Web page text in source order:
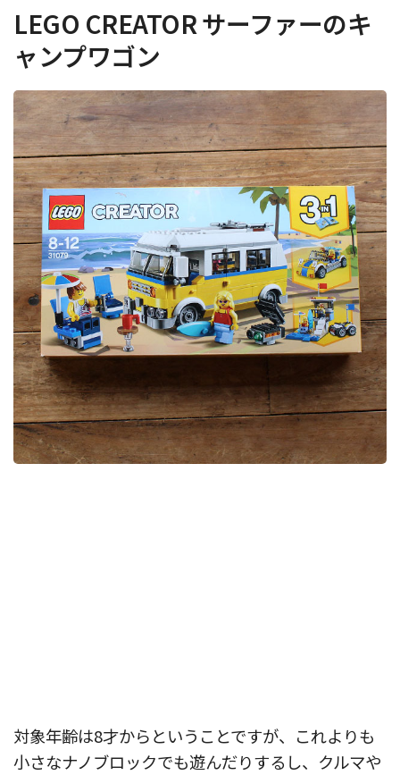
LEGO CREATOR サーファーのキ
ャンプワゴン
対象年齢は8才からということですが、これよりも
小さなナノブロックでも遊んだりするし、クルマや